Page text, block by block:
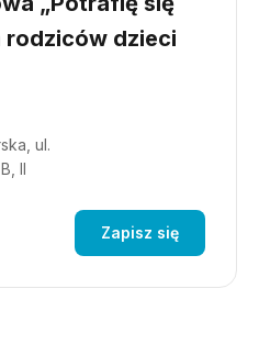
rodziców dzieci
ul.
II
Zapisz się